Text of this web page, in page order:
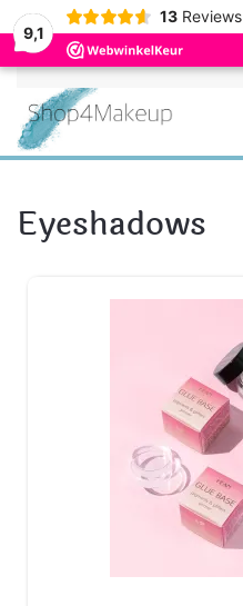
9,1
13 Reviews
Terug naar hoofdinhoud
Eyeshadows